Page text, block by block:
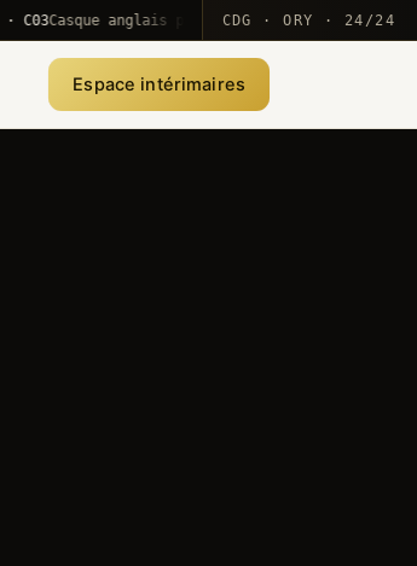
Casque anglais positionné · rotation MEA ·
CDG · ORY · 24/24
Espace intérimaires